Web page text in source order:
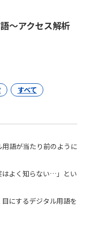
～アクセス解析
すべて
語が当たり前のように
はよく知らない…」とい
にするデジタル用語を